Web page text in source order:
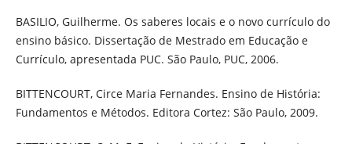
BASILIO, Guilherme. Os saberes locais e o novo currículo do
ensino básico. Dissertação de Mestrado em Educação e
Currículo, apresentada PUC. São Paulo, PUC, 2006.
BITTENCOURT, Circe Maria Fernandes. Ensino de História:
Fundamentos e Métodos. Editora Cortez: São Paulo, 2009.